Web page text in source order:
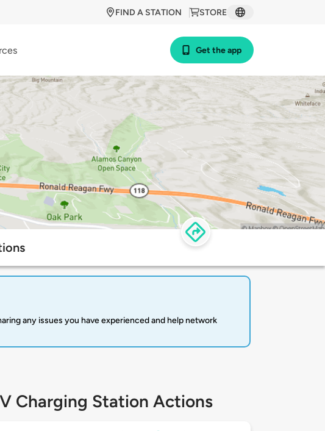
STORE
FIND A STATION
Get the app
any issues you have experienced and help network
Charging Station Actions